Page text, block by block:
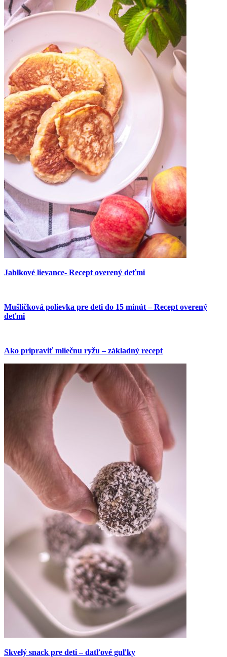
Jablkové lievance- Recept overený deťmi
Mušličková polievka pre deti do 15 minút – Recept overený
deťmi
Ako pripraviť mliečnu ryžu – základný recept
Skvelý snack pre deti – datľové guľky